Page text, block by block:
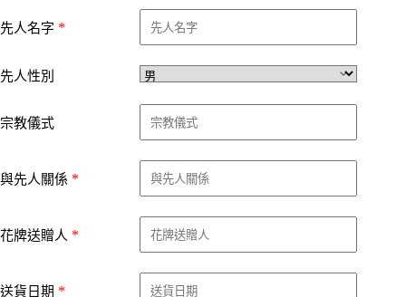
先人名字 *
先人性別
宗教儀式
與先人關係 *
花牌送贈人 *
送貨日期 *